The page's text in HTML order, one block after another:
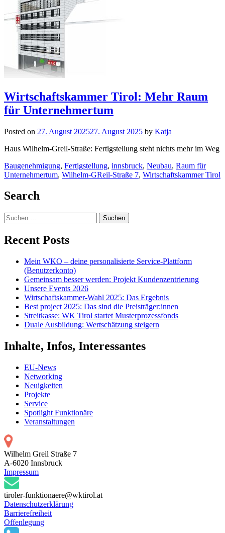
Wirtschaftskammer Tirol: Mehr Raum
für Unternehmertum
Posted on 27. August 202527. August 2025 by Katja
Haus Wilhelm-Greil-Straße: Fertigstellung steht nichts mehr im Weg
Baugenehmigung, Fertigstellung, innsbruck, Neubau, Raum für
Unternehmertum, Wilhelm-GReil-Straße 7, Wirtschaftskammer Tirol
navigation
Search
Suchen
nach:
Recent Posts
Mein WKO – deine personalisierte Service-Plattform
(Benutzerkonto)
Gemeinsam besser werden: Projekt Kundenzentrierung
Unsere Events 2026
Wirtschaftskammer-Wahl 2025: Das Ergebnis
Best project 2025: Das sind die Preisträger:innen
Streitkasse: WK Tirol startet Musterprozessfonds
Duale Ausbildung: Wertschätzung steigern
Inhalte, Infos, Interessantes
EU-News
Networking
Neuigkeiten
Projekte
Service
Spotlight Funktionäre
Veranstaltungen
Wilhelm Greil Straße 7
A-6020 Innsbruck
Impressum
tiroler-funktionaere@wktirol.at
Datenschutzerklärung
Barrierefreiheit
Offenlegung